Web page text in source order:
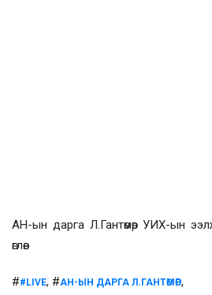
АН-ын дарга Л.Гантөмөр УИХ-ын
өглөө.
##LIVE, #АН-ЫН ДАРГА Л.ГАНТӨМӨР,